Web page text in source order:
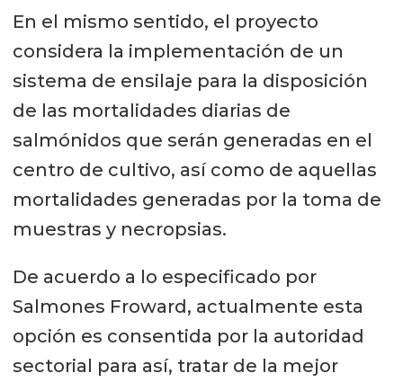
En el mismo sentido, el proyecto
considera la implementación de un
sistema de ensilaje para la disposición
de las mortalidades diarias de
salmónidos que serán generadas en el
centro de cultivo, así como de aquellas
mortalidades generadas por la toma de
muestras y necropsias.
De acuerdo a lo especificado por
Salmones Froward, actualmente esta
opción es consentida por la autoridad
sectorial para así, tratar de la mejor